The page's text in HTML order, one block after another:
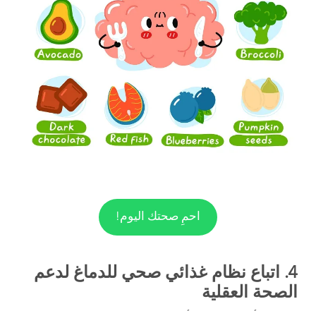
احمِ صحتك اليوم!
4. اتباع نظام غذائي صحي للدماغ لدعم
الصحة العقلية